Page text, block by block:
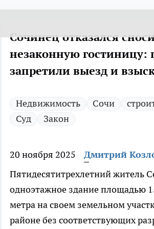
Сочинец отказался
незаконную гостиницу:
запретили выезд и
Недвижимость Сочи
Суд
Закон
20 ноября 2025
Дмитрий
Пятидесятитрехлетний житель
одноэтажное здание площадью
метра на своем земельном
районе без соответствующих